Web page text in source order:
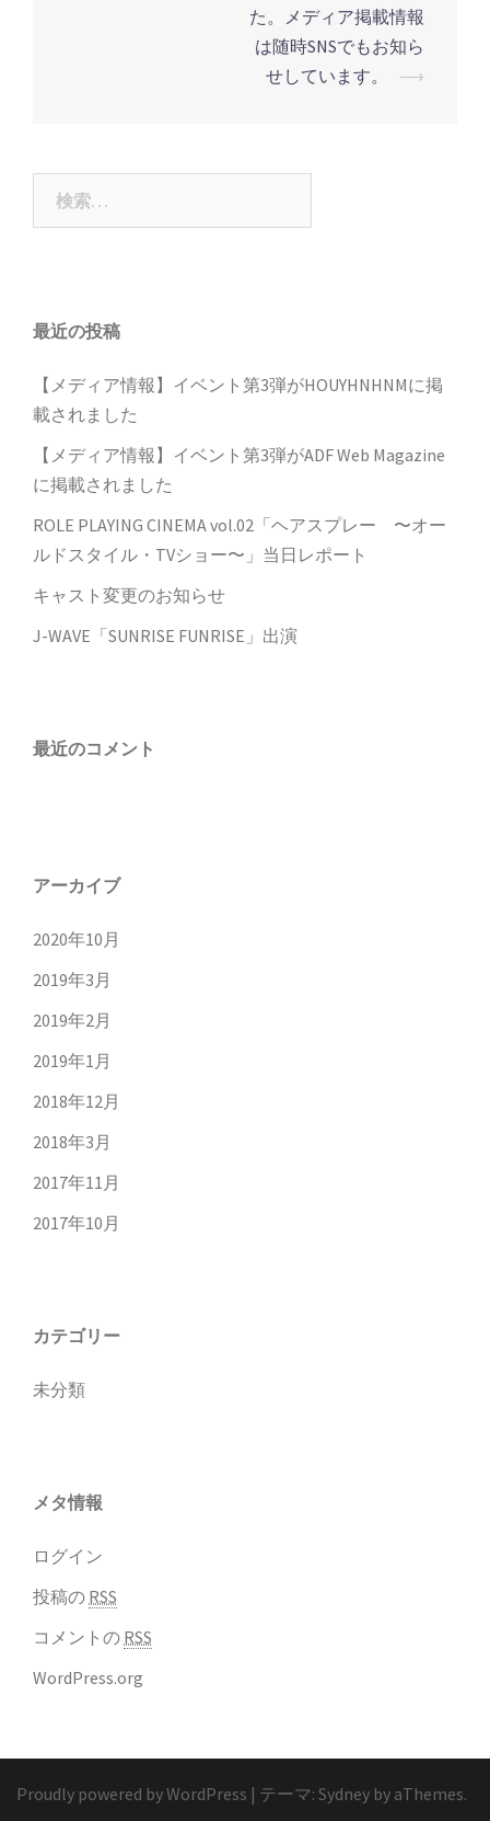
ン
た。メディア掲載情報
は随時SNSでもお知ら
せしています。
⟶
最近の投稿
【メディア情報】イベント第3弾がHOUYHNHNMに掲
載されました
【メディア情報】イベント第3弾がADF Web Magazine
に掲載されました
ROLE PLAYING CINEMA vol.02「ヘアスプレー 〜オー
ルドスタイル・TVショー〜」当日レポート
キャスト変更のお知らせ
J-WAVE「SUNRISE FUNRISE」出演
最近のコメント
アーカイブ
2020年10月
2019年3月
2019年2月
2019年1月
2018年12月
2018年3月
2017年11月
2017年10月
カテゴリー
未分類
メタ情報
ログイン
投稿の RSS
コメントの RSS
WordPress.org
Proudly powered by WordPress | テーマ: Sydney by aThemes.